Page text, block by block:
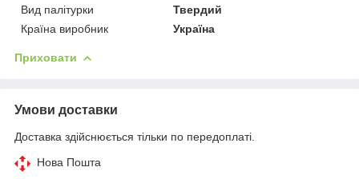
Вид палітурки
Твердий
Країна виробник
Україна
Приховати
Умови доставки
Доставка здійснюється тільки по передоплаті.
Нова Пошта